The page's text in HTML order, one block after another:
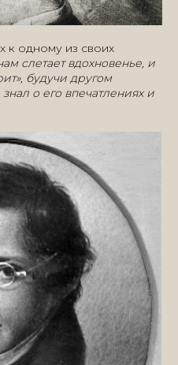
к одному из своих
слетает вдохновенье, и
будучи другом
о его впечатлениях и